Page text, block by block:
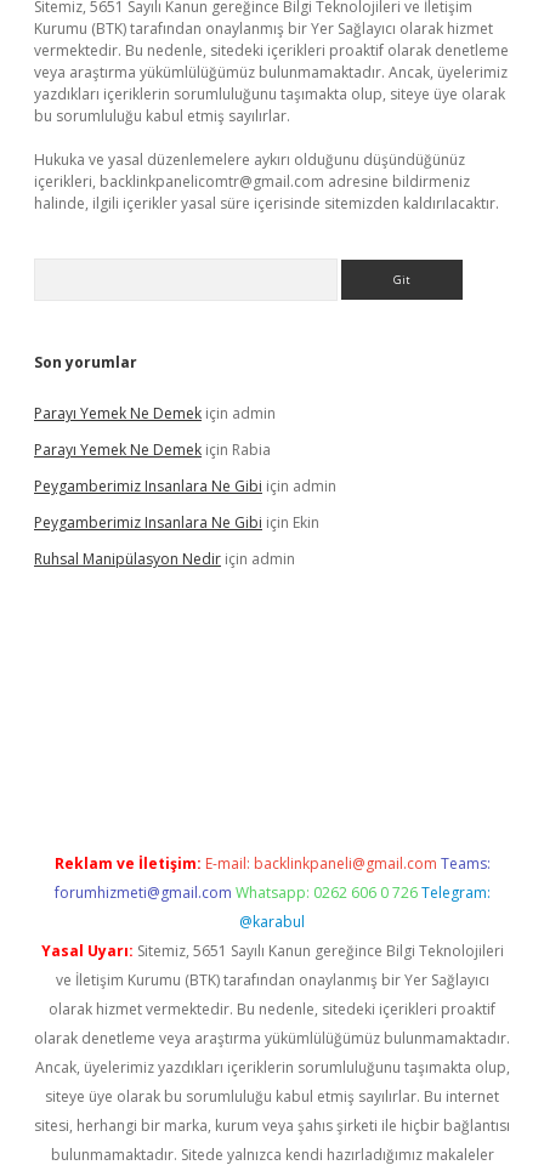
Sitemiz, 5651 Sayılı Kanun gereğince Bilgi Teknolojileri ve İletişim
Kurumu (BTK) tarafından onaylanmış bir Yer Sağlayıcı olarak hizmet
vermektedir. Bu nedenle, sitedeki içerikleri proaktif olarak denetleme
veya araştırma yükümlülüğümüz bulunmamaktadır. Ancak, üyelerimiz
yazdıkları içeriklerin sorumluluğunu taşımakta olup, siteye üye olarak
bu sorumluluğu kabul etmiş sayılırlar.
Hukuka ve yasal düzenlemelere aykırı olduğunu düşündüğünüz
içerikleri, backlinkpanelicomtr@gmail.com adresine bildirmeniz
halinde, ilgili içerikler yasal süre içerisinde sitemizden kaldırılacaktır.
Son yorumlar
Parayı Yemek Ne Demek için admin
Parayı Yemek Ne Demek için Rabia
Peygamberimiz Insanlara Ne Gibi için admin
Peygamberimiz Insanlara Ne Gibi için Ekin
Ruhsal Manipülasyon Nedir için admin
Reklam ve İletişim: E-mail: backlinkpaneli@gmail.com Teams:
forumhizmeti@gmail.com Whatsapp: 0262 606 0 726 Telegram:
@karabul
Yasal Uyarı: Sitemiz, 5651 Sayılı Kanun gereğince Bilgi Teknolojileri
ve İletişim Kurumu (BTK) tarafından onaylanmış bir Yer Sağlayıcı
olarak hizmet vermektedir. Bu nedenle, sitedeki içerikleri proaktif
olarak denetleme veya araştırma yükümlülüğümüz bulunmamaktadır.
Ancak, üyelerimiz yazdıkları içeriklerin sorumluluğunu taşımakta olup,
siteye üye olarak bu sorumluluğu kabul etmiş sayılırlar. Bu internet
sitesi, herhangi bir marka, kurum veya şahıs şirketi ile hiçbir bağlantısı
bulunmamaktadır. Sitede yalnızca kendi hazırladığımız makaleler